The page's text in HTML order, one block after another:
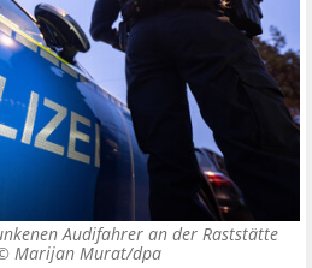
Audifahrer an der Raststätte
Marijan Murat/dpa